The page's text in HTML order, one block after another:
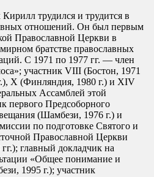
трудился и трудится в
отношений. Он был первым
Православной Церкви в
братстве православных
С 1971 по 1977 гг. — член
участник VIII (Бостон, 1971
Х (Финляндия, 1980 г.) и XIV
Ассамблей этой
первого Предсоборного
(Шамбези, 1976 г.) и
по подготовке Святого и
Православной Церкви
главный докладчик на
«Общее понимание и
1995 г.); участник